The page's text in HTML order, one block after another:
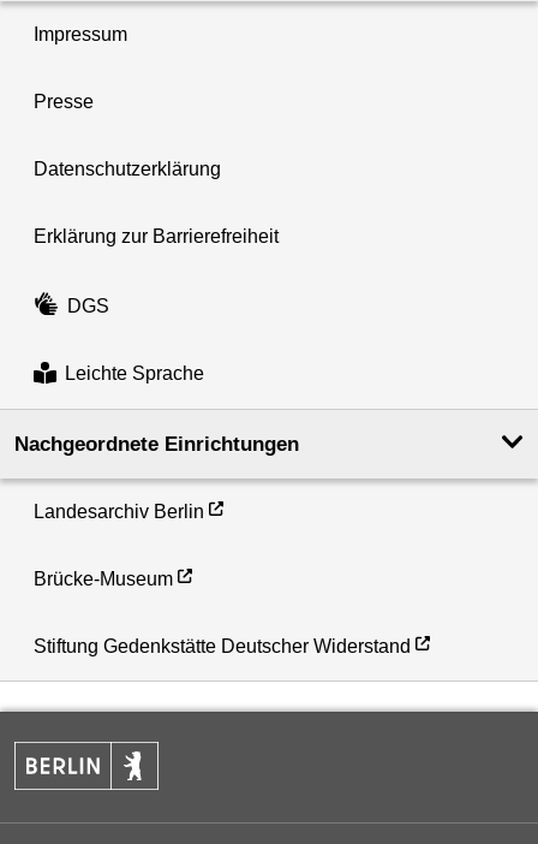
Impressum
Presse
Datenschutzerklärung
Erklärung zur Barrierefreiheit
DGS
Leichte Sprache
Nachgeordnete Einrichtungen
Landesarchiv Berlin
Brücke-Museum
Stiftung Gedenkstätte Deutscher Widerstand